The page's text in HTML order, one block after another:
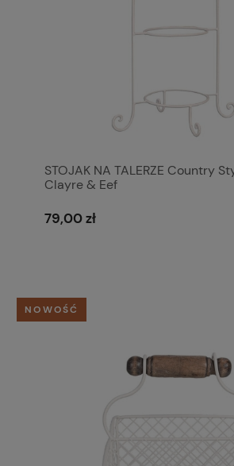
STOJAK NA TALERZE Country
Clayre & Eef
79,00 zł
NOWOŚĆ